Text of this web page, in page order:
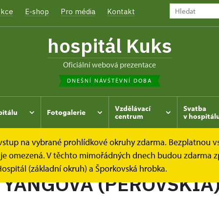
E-shop Pro média Kontakt
hospitál Kuks
oficiální webová prezentace
DNEŠNÍ NÁVŠTĚVNÍ DOBA
Fotogalerie
Vzdělávací
centrum
Svatba
v
na vybrané prohlídkové okruhy zdarma. Bezplatnou
omezená. V těchto mimořádných dnech budou zdarma
(základní okruh) a Šporkovská hrobka.
Kukský herbář - aneb co u nás roste... ŠALVĚJ